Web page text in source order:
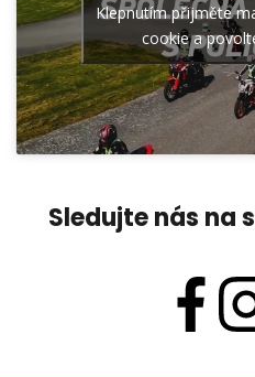
Klepnutím přijměte
cookie a
Sledujte nás na